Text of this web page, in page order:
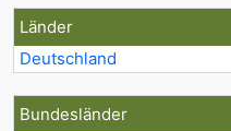
Länder
Deutschland
Bundesländer